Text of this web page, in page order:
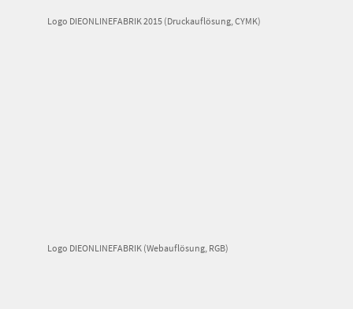
Logo DIEONLINEFABRIK 2015 (Druckauflösung, CYMK)
Logo DIEONLINEFABRIK (Webauflösung, RGB)